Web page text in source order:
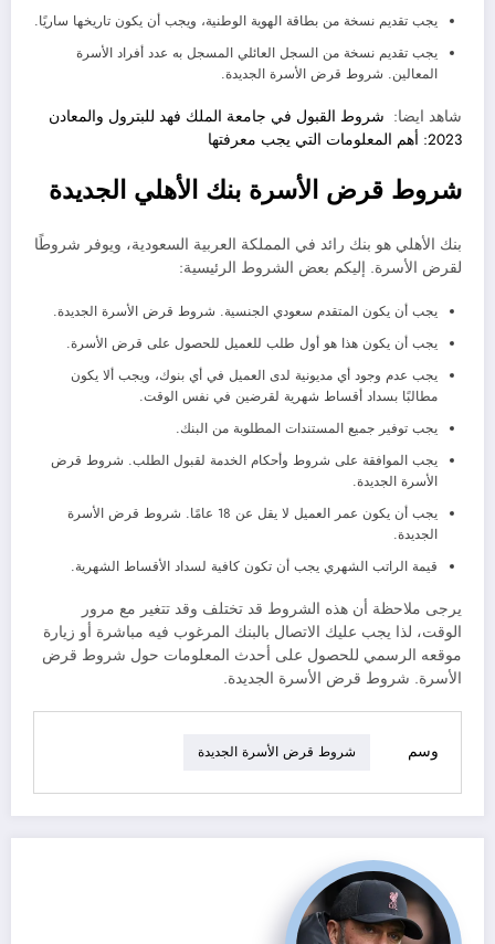
يجب تقديم نسخة من بطاقة الهوية الوطنية، ويجب أن يكون تاريخها ساريًا.
يجب تقديم نسخة من السجل العائلي المسجل به عدد أفراد الأسرة
المعالين. شروط قرض الأسرة الجديدة.
شاهد ايضا: شروط القبول في جامعة الملك فهد للبترول والمعادن
2023: أهم المعلومات التي يجب معرفتها
شروط قرض الأسرة بنك الأهلي الجديدة
بنك الأهلي هو بنك رائد في المملكة العربية السعودية، ويوفر شروطًا
لقرض الأسرة. إليكم بعض الشروط الرئيسية:
يجب أن يكون المتقدم سعودي الجنسية. شروط قرض الأسرة الجديدة.
يجب أن يكون هذا هو أول طلب للعميل للحصول على قرض الأسرة.
يجب عدم وجود أي مديونية لدى العميل في أي بنوك، ويجب ألا يكون
مطالبًا بسداد أقساط شهرية لقرضين في نفس الوقت.
يجب توفير جميع المستندات المطلوبة من البنك.
يجب الموافقة على شروط وأحكام الخدمة لقبول الطلب. شروط قرض
الأسرة الجديدة.
يجب أن يكون عمر العميل لا يقل عن 18 عامًا. شروط قرض الأسرة
الجديدة.
قيمة الراتب الشهري يجب أن تكون كافية لسداد الأقساط الشهرية.
يرجى ملاحظة أن هذه الشروط قد تختلف وقد تتغير مع مرور
الوقت، لذا يجب عليك الاتصال بالبنك المرغوب فيه مباشرة أو زيارة
موقعه الرسمي للحصول على أحدث المعلومات حول شروط قرض
الأسرة. شروط قرض الأسرة الجديدة.
وسم شروط قرض الأسرة الجديدة